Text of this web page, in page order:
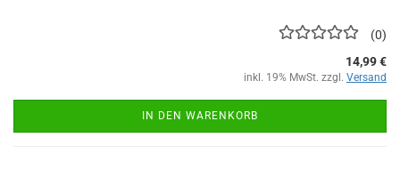
0
14,99 €
inkl. 19% MwSt. zzgl. Versand
IN DEN WARENKORB